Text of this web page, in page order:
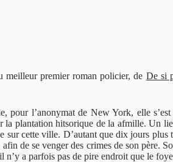
premier roman policier, de De si
l’anonymat de New York, elle
plantation hitsorique de la afmille. Un
cette ville. D’autant que dix jours plus
de se venger des crimes de son père.
a parfois pas de pire endroit que le